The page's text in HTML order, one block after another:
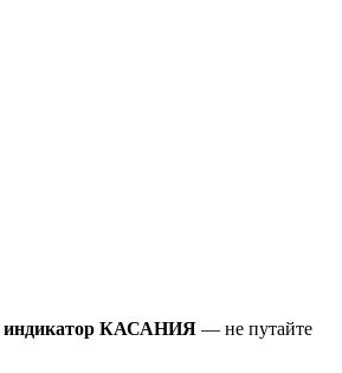
индикатор КАСАНИЯ — не путайте